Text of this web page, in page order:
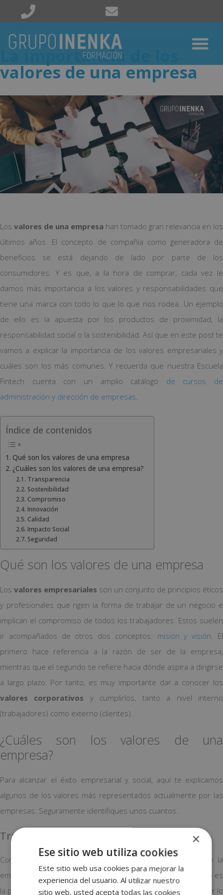
La importancia de los
valores de una empresa
Los valores de una empresa han tomado gran relevancia en los
últimos años. El concepto de compañía como generadora de
beneficios se está dejando de lado por parte de los
consumidores. Y es que, a la hora de comprar, cada vez le
damos más importancia a los valores y responsabilidades que
tiene una marca con todo lo que lo que nos rodea. Un ejemplo
de ello es la apuesta por los productos de proximidad, la
responsabilidad social o la sostenibilidad. Así que en este post te
vamos a explicar la importancia de los valores empresariales y
cuáles son los más comunes. Y recuerda que nuestra Escuela
Fintech cuenta con un amplio catálogo de cursos de
administración y dirección de empresas.
Índice de contenidos
Qué son los valores de una empresa
¿Cuáles son los valores de una empresa?
Transparencia
Sostenibilidad
Compromiso
Innovación
Calidad
Impacto Social
Seguridad
Qué son los valores de una empresa
Los valores empresariales son un conjunto de principios éticos
y profesionales que rigen la forma de trabajar de un negocio e
implican el compromiso de todos los trabajadores. Estos suelen
ir acompañados de otros dos conceptos: misión y visión . El
primero hace referencia a la razón de ser de la empresa,
mientras que el segundo se refiere hacia dónde aspira a dirigirse
a largo plazo. Por tanto, es muy importante dar a conocer los
valores corporativos y cumplirlos, tanto a nivel interno
(trabajadores) como externo (clientes).
¿Cuáles son los valores de una
empresa?
Para alcanzar el éxito empresarial y social, aquí te explicamos
algunos de los valores más representados actualmente por las
empresas. Seguramente identifiques unos cuantos.
Transparencia
Consiste en comunicar las acciones que se realizan desde la
empresa, tanto a nivel interno como externo. La comunicación es
la principal vía para promover la transparencia empresarial, por lo
×
Ese sitio web utiliza cookies
Este sitio web usa cookies para mejorar la
experiencia del usuario. Al utilizar nuestro
sitio web, usted acepta todas las cookies